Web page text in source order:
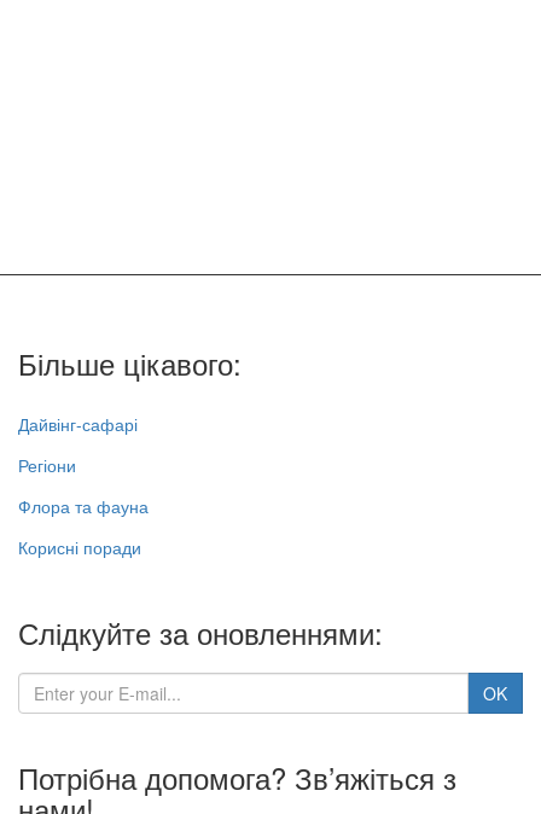
Більше цікавого:
Дайвінг-сафарі
Регіони
Флора та фауна
Корисні поради
Слідкуйте за оновленнями:
Потрібна допомога? Зв’яжіться з